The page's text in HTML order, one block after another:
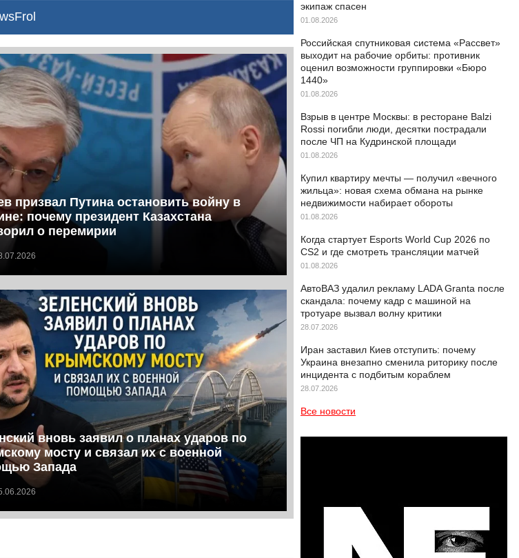
призвал Путина остановить войну в
почему президент Казахстана
о перемирии
вновь заявил о планах ударов по
мосту и связал их с военной
Запада
экипаж спасен
01.08.2026
Российская спутниковая система «Рассвет»
выходит на рабочие орбиты: противник
оценил возможности группировки «Бюро
1440»
01.08.2026
Взрыв в центре Москвы: в ресторане Balzi
Rossi погибли люди, десятки пострадали
после ЧП на Кудринской площади
01.08.2026
Купил квартиру мечты — получил «вечного
жильца»: новая схема обмана на рынке
недвижимости набирает обороты
01.08.2026
Когда стартует Esports World Cup 2026 по
CS2 и где смотреть трансляции матчей
01.08.2026
АвтоВАЗ удалил рекламу LADA Granta после
скандала: почему кадр с машиной на
тротуаре вызвал волну критики
28.07.2026
Иран заставил Киев отступить: почему
Украина внезапно сменила риторику после
инцидента с подбитым кораблем
28.07.2026
Все новости